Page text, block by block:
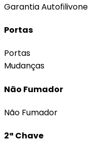
Garantia Autofilivone
Portas
Portas
Mudanças
Não Fumador
Não Fumador
2ª Chave